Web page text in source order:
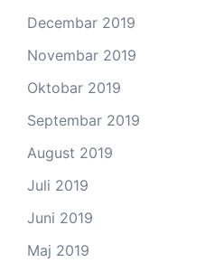
Decembar 2019
Novembar 2019
Oktobar 2019
Septembar 2019
August 2019
Juli 2019
Juni 2019
Maj 2019